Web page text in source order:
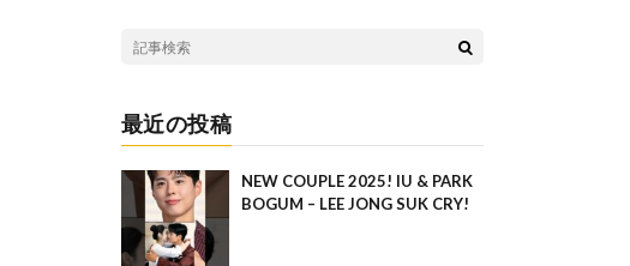
最近の投稿
NEW COUPLE 2025! IU & PARK
BOGUM – LEE JONG SUK CRY!